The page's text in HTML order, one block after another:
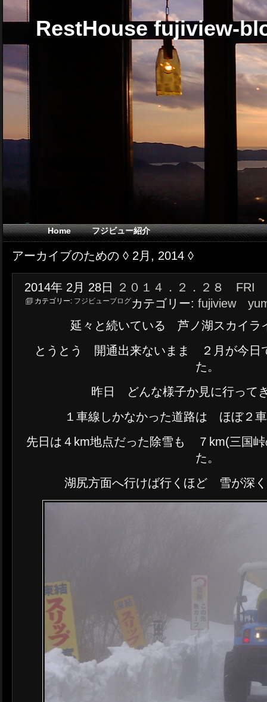
RestHouse fujiview-
Home フジビュー紹介
アーカイブのための ◊ 2月, 2014 ◊
2014年 2月 28日
２０１４．２．２８ FRI
カテゴリー: fujiview
カテゴリー: フジビューブログ
延々と続いている 芦ノ湖スカイラ
とうとう 開通出来ないまま ２月が今日
た。
昨日 どんな様子か見に行って
１車線しかなかった道路は ほぼ２
先日は４km地点だった除雪も ７km(三国
た。
湖尻方面へ行けば行くほど 雪が深